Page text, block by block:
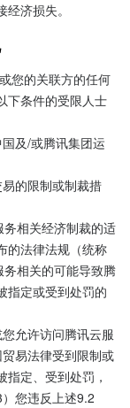
济损失。
您的关联方的任何
下条件的受限人士
及/或腾讯集团运
的限制或制裁措
相关经济制裁的适
的法律法规（统称
务相关的可能导致腾
指定或受到处罚的
允许访问腾讯云服
易法律受到限制或
定、受到处罚，
您违反上述9.2